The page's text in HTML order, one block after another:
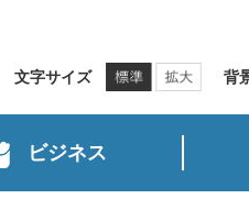
文字サイズ 背
ビジネス